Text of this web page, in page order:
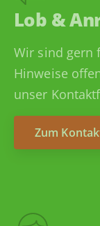
Lob &
Wir sind gern
Hinweise
unser
Zum